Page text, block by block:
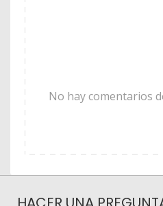
No hay comentarios